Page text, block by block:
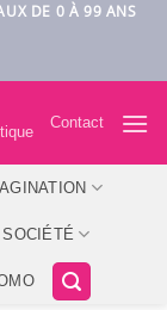
DE 0 À 99 ANS
Contact